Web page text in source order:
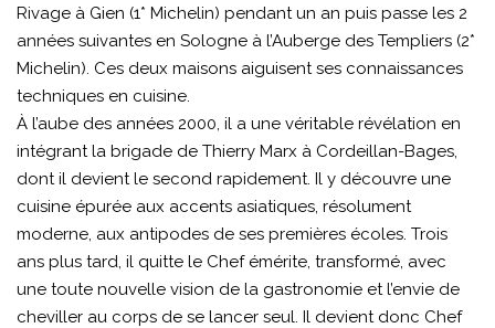
Rivage à Gien (1* Michelin) pendant un an puis passe les 2
années suivantes en Sologne à l’Auberge des Templiers (2*
Michelin). Ces deux maisons aiguisent ses connaissances
techniques en cuisine.
À l’aube des années 2000, il a une véritable révélation en
intégrant la brigade de Thierry Marx à Cordeillan-Bages,
dont il devient le second rapidement. Il y découvre une
cuisine épurée aux accents asiatiques, résolument
moderne, aux antipodes de ses premières écoles. Trois
ans plus tard, il quitte le Chef émérite, transformé, avec
une toute nouvelle vision de la gastronomie et l’envie de
cheviller au corps de se lancer seul. Il devient donc Chef